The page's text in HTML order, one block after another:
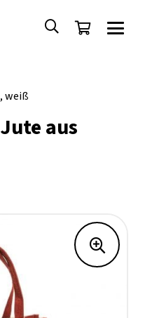
weiß
aus